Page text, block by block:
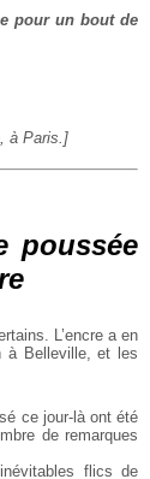
pour un bout de
à Paris.]
poussée
L’encre a en
à Belleville, et les
ce jour-là ont été
de remarques
flics de